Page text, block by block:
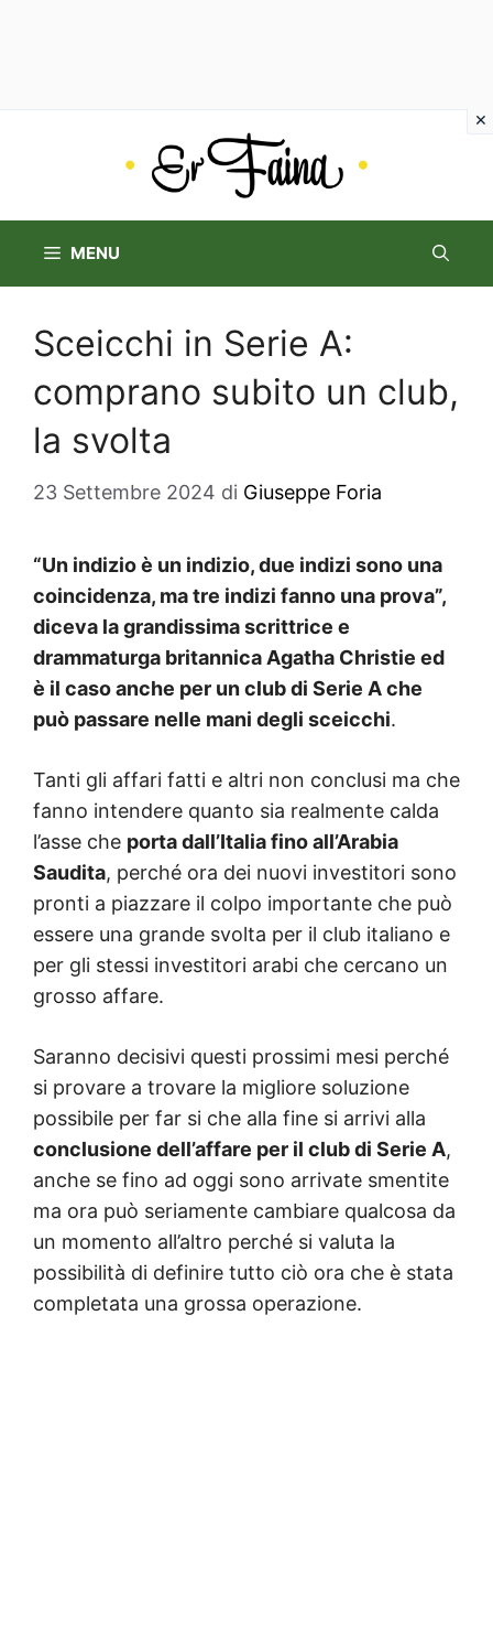
MENU
Sceicchi in Serie A:
comprano subito un club,
la svolta
23 Settembre 2024 di Giuseppe Foria
“Un indizio è un indizio, due indizi sono una
coincidenza, ma tre indizi fanno una prova”,
diceva la grandissima scrittrice e
drammaturga britannica Agatha Christie ed
è il caso anche per un club di Serie A che
può passare nelle mani degli sceicchi.
Tanti gli affari fatti e altri non conclusi ma che
fanno intendere quanto sia realmente calda
l’asse che porta dall’Italia fino all’Arabia
Saudita, perché ora dei nuovi investitori sono
pronti a piazzare il colpo importante che può
essere una grande svolta per il club italiano e
per gli stessi investitori arabi che cercano un
grosso affare.
Saranno decisivi questi prossimi mesi perché
si provare a trovare la migliore soluzione
possibile per far si che alla fine si arrivi alla
conclusione dell’affare per il club di Serie A,
anche se fino ad oggi sono arrivate smentite
ma ora può seriamente cambiare qualcosa da
un momento all’altro perché si valuta la
possibilità di definire tutto ciò ora che è stata
completata una grossa operazione.